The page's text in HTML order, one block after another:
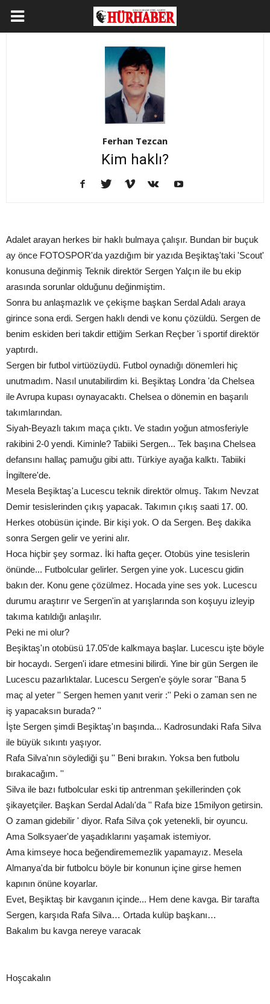
Ferhan Tezcan
Kim haklı?
Adalet arayan herkes bir haklı bulmaya çalışır. Bundan bir buçuk
ay önce FOTOSPOR'da yazdığım bir yazıda Beşiktaş'taki 'Scout'
konusuna değinmiş Teknik direktör Sergen Yalçın ile bu ekip
arasında sorunlar olduğunu değinmiştim.
Sonra bu anlaşmazlık ve çekişme başkan Serdal Adalı araya
girince sona erdi. Sergen haklı dendi ve konu çözüldü. Sergen de
benim eskiden beri takdir ettiğim Serkan Reçber 'i sportif direktör
yaptırdı.
Sergen bir futbol virtüözüydü. Futbol oynadığı dönemleri hiç
unutmadım. Nasıl unutabilirdim ki. Beşiktaş Londra 'da Chelsea
ile Avrupa kupası oynayacaktı. Chelsea o dönemin en başarılı
takımlarından.
Siyah-Beyazlı takım maça çıktı. Ve stadın yoğun atmosferiyle
rakibini 2-0 yendi. Kiminle? Tabiiki Sergen... Tek başına Chelsea
defansını hallaç pamuğu gibi attı. Türkiye ayağa kalktı. Tabiiki
İngiltere'de.
Mesela Beşiktaş'a Lucescu teknik direktör olmuş. Takım Nevzat
Demir tesislerinden çıkış yapacak. Takımın çıkış saati 17. 00.
Herkes otobüsün içinde. Bir kişi yok. O da Sergen. Beş dakika
sonra Sergen gelir ve yerini alır.
Hoca hiçbir şey sormaz. İki hafta geçer. Otobüs yine tesislerin
önünde... Futbolcular gelirler. Sergen yine yok. Lucescu gidin
bakın der. Konu gene çözülmez. Hocada yine ses yok. Lucescu
durumu araştırır ve Sergen'in at yarışlarında son koşuyu izleyip
takıma katıldığı anlaşılır.
Peki ne mi olur?
Beşiktaş'ın otobüsü 17.05'de kalkmaya başlar. Lucescu işte böyle
bir hocaydı. Sergen'i idare etmesini bilirdi. Yine bir gün Sergen ile
Lucescu pazarlıktalar. Lucescu Sergen'e şöyle sorar ''Bana 5
maç al yeter '' Sergen hemen yanıt verir :'' Peki o zaman sen ne
iş yapacaksın burada? ''
İşte Sergen şimdi Beşiktaş'ın başında... Kadrosundaki Rafa Silva
ile büyük sıkıntı yaşıyor.
Rafa Silva'nın söylediği şu '' Beni bırakın. Yoksa ben futbolu
bırakacağım. ''
Silva ile bazı futbolcular eski tip antrenman şekillerinden çok
şikayetçiler. Başkan Serdal Adalı'da '' Rafa bize 15milyon getirsin.
O zaman gidebilir ' diyor. Rafa Silva çok yetenekli, bir oyuncu.
Ama Solksyaer'de yaşadıklarını yaşamak istemiyor.
Ama kimseye hoca beğendirememezlik yapamayız. Mesela
Almanya'da bir futbolcu böyle bir konunun içine girse hemen
kapının önüne koyarlar.
Evet, Beşiktaş bir kavganın içinde... Hem dene kavga. Bir tarafta
Sergen, karşıda Rafa Silva… Ortada kulüp başkanı…
Bakalım bu kavga nereye varacak
Hoşcakalın